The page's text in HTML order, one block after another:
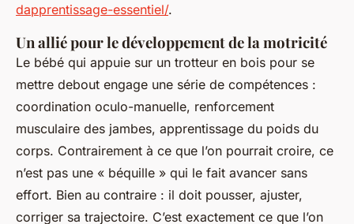
dapprentissage-essentiel/.
Un allié pour le développement de la motricité
Le bébé qui appuie sur un trotteur en bois pour se
mettre debout engage une série de compétences :
coordination oculo-manuelle, renforcement
musculaire des jambes, apprentissage du poids du
corps. Contrairement à ce que l’on pourrait croire, ce
n’est pas une « béquille » qui le fait avancer sans
effort. Bien au contraire : il doit pousser, ajuster,
corriger sa trajectoire. C’est exactement ce que l’on